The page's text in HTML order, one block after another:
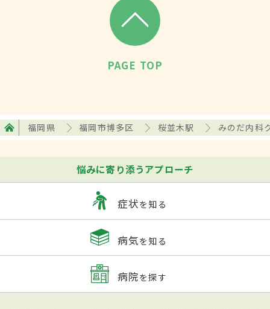
PAGE TOP
福岡県 福岡市博多区 桜並木駅 みのだ内科
悩みに寄り添うアプローチ
症状を知る
病気を知る
病院を探す